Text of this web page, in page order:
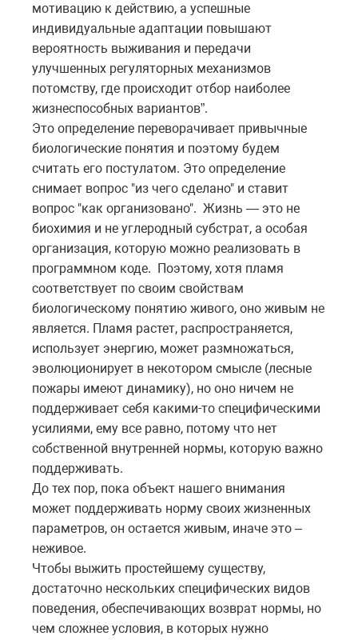
мотивацию к действию, а успешные
индивидуальные адаптации повышают
вероятность выживания и передачи
улучшенных регуляторных механизмов
потомству, где происходит отбор наиболее
жизнеспособных вариантов”.
Это определение переворачивает привычные
биологические понятия и поэтому будем
считать его постулатом. Это определение
снимает вопрос "из чего сделано" и ставит
вопрос "как организовано". Жизнь — это не
биохимия и не углеродный субстрат, а особая
организация, которую можно реализовать в
программном коде. Поэтому, хотя пламя
соответствует по своим свойствам
биологическому понятию живого, оно живым не
является. Пламя растет, распространяется,
использует энергию, может размножаться,
эволюционирует в некотором смысле (лесные
пожары имеют динамику), но оно ничем не
поддерживает себя какими-то специфическими
усилиями, ему все равно, потому что нет
собственной внутренней нормы, которую важно
поддерживать.
До тех пор, пока объект нашего внимания
может поддерживать норму своих жизненных
параметров, он остается живым, иначе это –
неживое.
Чтобы выжить простейшему существу,
достаточно нескольких специфических видов
поведения, обеспечивающих возврат нормы, но
чем сложнее условия, в которых нужно